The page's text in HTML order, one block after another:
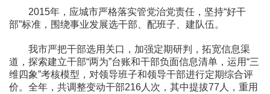
2015年，应城市严格落实管党治党责任，坚持“好干
部”标准，围绕事业发展选干部、配班子、建队伍。
我市严把干部选用关口，加强定期研判，拓宽信息渠
道，探索建立干部“两为”台账和干部负面信息清单，运用“三
维四象”考核模型，对领导班子和领导干部进行定期综合评
价。全年，共调整变动干部216人次，其中提拔77人，重用